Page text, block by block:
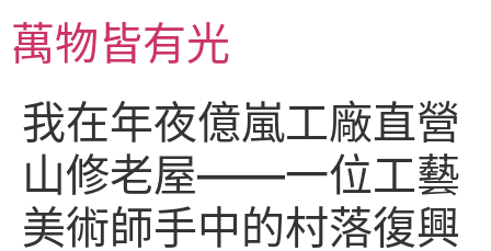
主萬物皆有光
我在年夜億嵐工廠直營
山修老屋——一位工藝
美術師手中的村落復興